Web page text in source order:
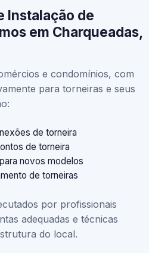
Instalação de
em Charqueadas,
e condomínios, com
para torneiras e seus
de torneira
de torneira
novos modelos
de torneiras
por profissionais
adequadas e técnicas
do local.